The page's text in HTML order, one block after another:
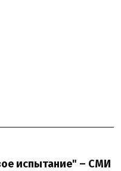
испытание" – СМИ